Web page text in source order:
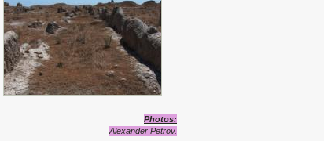
Photos:
Alexander Petrov.